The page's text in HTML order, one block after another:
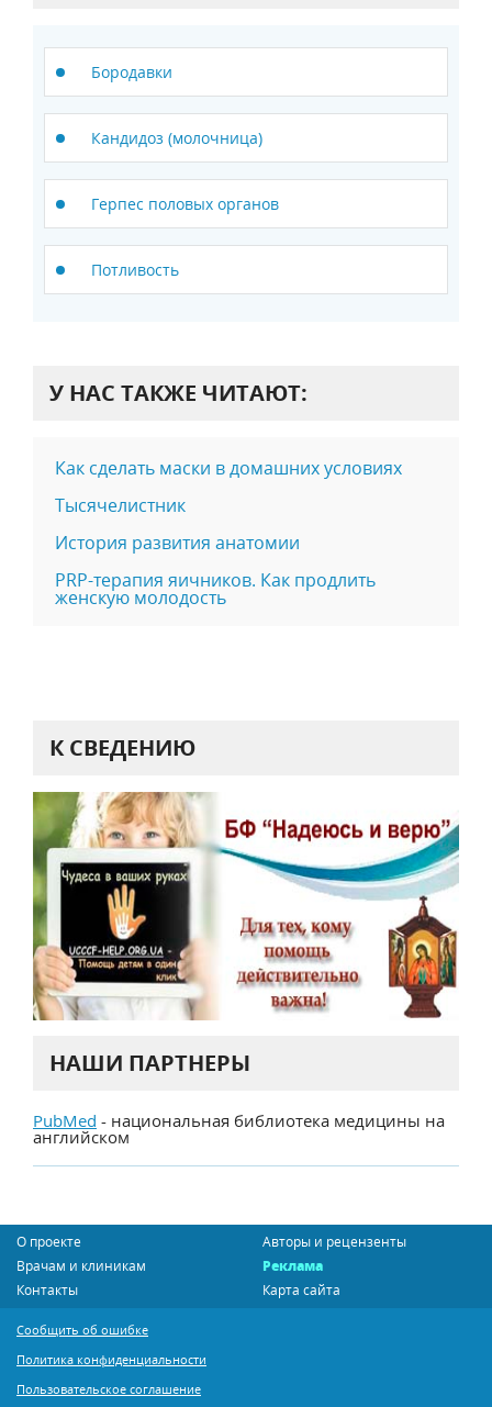
Бородавки
Кандидоз (молочница)
Герпес половых органов
Потливость
У НАС ТАКЖЕ ЧИТАЮТ:
Как сделать маски в домашних условиях
Тысячелистник
История развития анатомии
PRP-терапия яичников. Как продлить
женскую молодость
К СВЕДЕНИЮ
НАШИ ПАРТНЕРЫ
PubMed - национальная библиотека медицины на
английском
О проекте
Авторы и рецензенты
Врачам и клиникам
Реклама
Контакты
Карта сайта
Сообщить об ошибке
Политика конфиденциальности
Пользовательское соглашение